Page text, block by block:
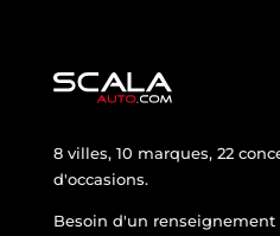
8 villes, 10 marques, 22
d'occasions.
Besoin d'un renseignement